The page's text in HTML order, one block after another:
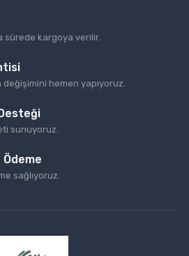
sürede kargoya verilir.
hemen yapıyoruz.
sunuyoruz.
Ödeme
sağlıyoruz.